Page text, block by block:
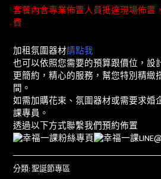
套餐內含專業佈置人員抵達現場佈置
費
加租氛圍器材請點我
也可以依照您需要的預算跟價位，設
更簡約，精心的服務，幫您特別精緻
間。
如需加購花束、氛圍器材或需要求婚
課專員。
透過以下方式聯繫我們預約佈置
分類:聖誕節專區